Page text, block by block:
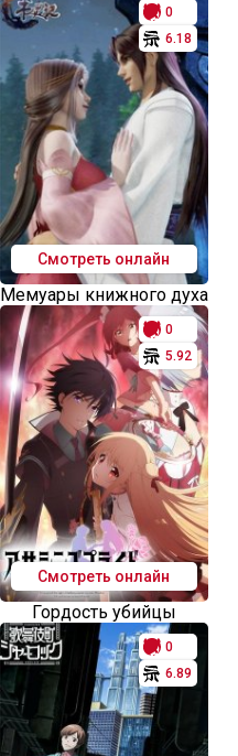
0
6.18
Смотреть онлайн
Мемуары книжного духа
0
5.92
Смотреть онлайн
Гордость убийцы
0
6.89